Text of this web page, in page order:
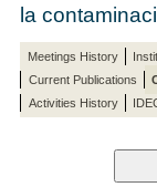
la
Meetings History
Current Publications
Activities History